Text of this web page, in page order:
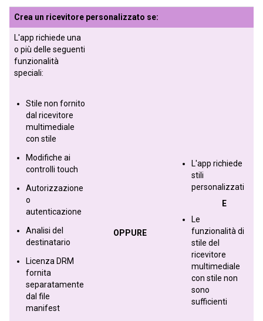
Crea un ricevitore personalizzato se:
L'app richiede una
o più delle seguenti
funzionalità
speciali:
Stile non fornito
dal ricevitore
multimediale
con stile
Modifiche ai
controlli touch
Autorizzazione
o
autenticazione
Analisi del
destinatario
Licenza DRM
fornita
separatamente
dal file
manifest
OPPURE
L'app richiede
stili
personalizzati
E
Le
funzionalità di
stile del
ricevitore
multimediale
con stile non
sono
sufficienti